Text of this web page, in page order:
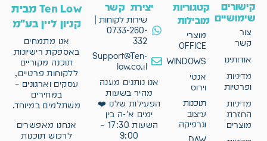
קישורים
שימושיים
צור
קשר
אודותינו
מדיניות
ופרטיות
מדיניות
החזרת
מוצרים
קטגוריות
מובילות
מוצרי
OFFICE
WINDOWS
אנטי
וירוס
תוכנות
עיצוב
וגרפיקה
יצירת קשר
שירות לקוחות |
0733-260-
332
Support@Ten-
low.co.il
אנו נותנים מענה
מהיר בשעות
הפעילות שלנו ❤️
ימים א'-ה בין
השעות 17:30 –
9:00
Ten Low מבית
קניון ליין בע"מ
אנו מתמחים
באספקת רישיונות
תוכנה מקוריים
ללקוחות פרטיים,
עסקים וארגונים –
במחירים
משתלמים במיוחד.
אנחנו מאפשרים
לרכוש תוכנות